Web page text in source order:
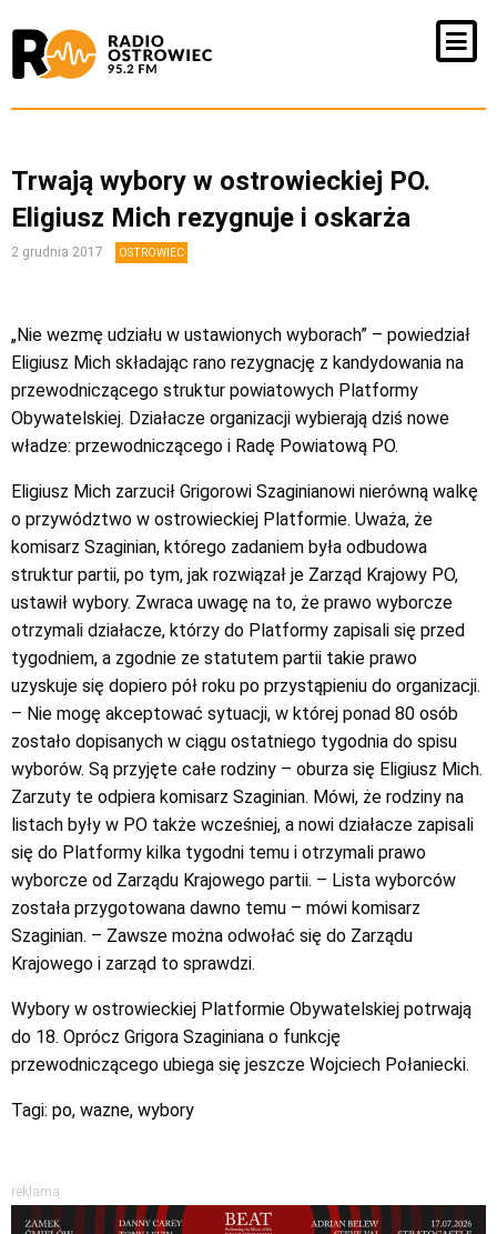
Trwają wybory w ostrowieckiej PO.
Eligiusz Mich rezygnuje i oskarża
2 grudnia 2017 OSTROWIEC
„Nie wezmę udziału w ustawionych wyborach” – powiedział
Eligiusz Mich składając rano rezygnację z kandydowania na
przewodniczącego struktur powiatowych Platformy
Obywatelskiej. Działacze organizacji wybierają dziś nowe
władze: przewodniczącego i Radę Powiatową PO.
Eligiusz Mich zarzucił Grigorowi Szaginianowi nierówną walkę
o przywództwo w ostrowieckiej Platformie. Uważa, że
komisarz Szaginian, którego zadaniem była odbudowa
struktur partii, po tym, jak rozwiązał je Zarząd Krajowy PO,
ustawił wybory. Zwraca uwagę na to, że prawo wyborcze
otrzymali działacze, którzy do Platformy zapisali się przed
tygodniem, a zgodnie ze statutem partii takie prawo
uzyskuje się dopiero pół roku po przystąpieniu do organizacji.
– Nie mogę akceptować sytuacji, w której ponad 80 osób
zostało dopisanych w ciągu ostatniego tygodnia do spisu
wyborów. Są przyjęte całe rodziny – oburza się Eligiusz Mich.
Zarzuty te odpiera komisarz Szaginian. Mówi, że rodziny na
listach były w PO także wcześniej, a nowi działacze zapisali
się do Platformy kilka tygodni temu i otrzymali prawo
wyborcze od Zarządu Krajowego partii. – Lista wyborców
została przygotowana dawno temu – mówi komisarz
Szaginian. – Zawsze można odwołać się do Zarządu
Krajowego i zarząd to sprawdzi.
Wybory w ostrowieckiej Platformie Obywatelskiej potrwają
do 18. Oprócz Grigora Szaginiana o funkcję
przewodniczącego ubiega się jeszcze Wojciech Połaniecki.
Tagi: po, wazne, wybory
reklama